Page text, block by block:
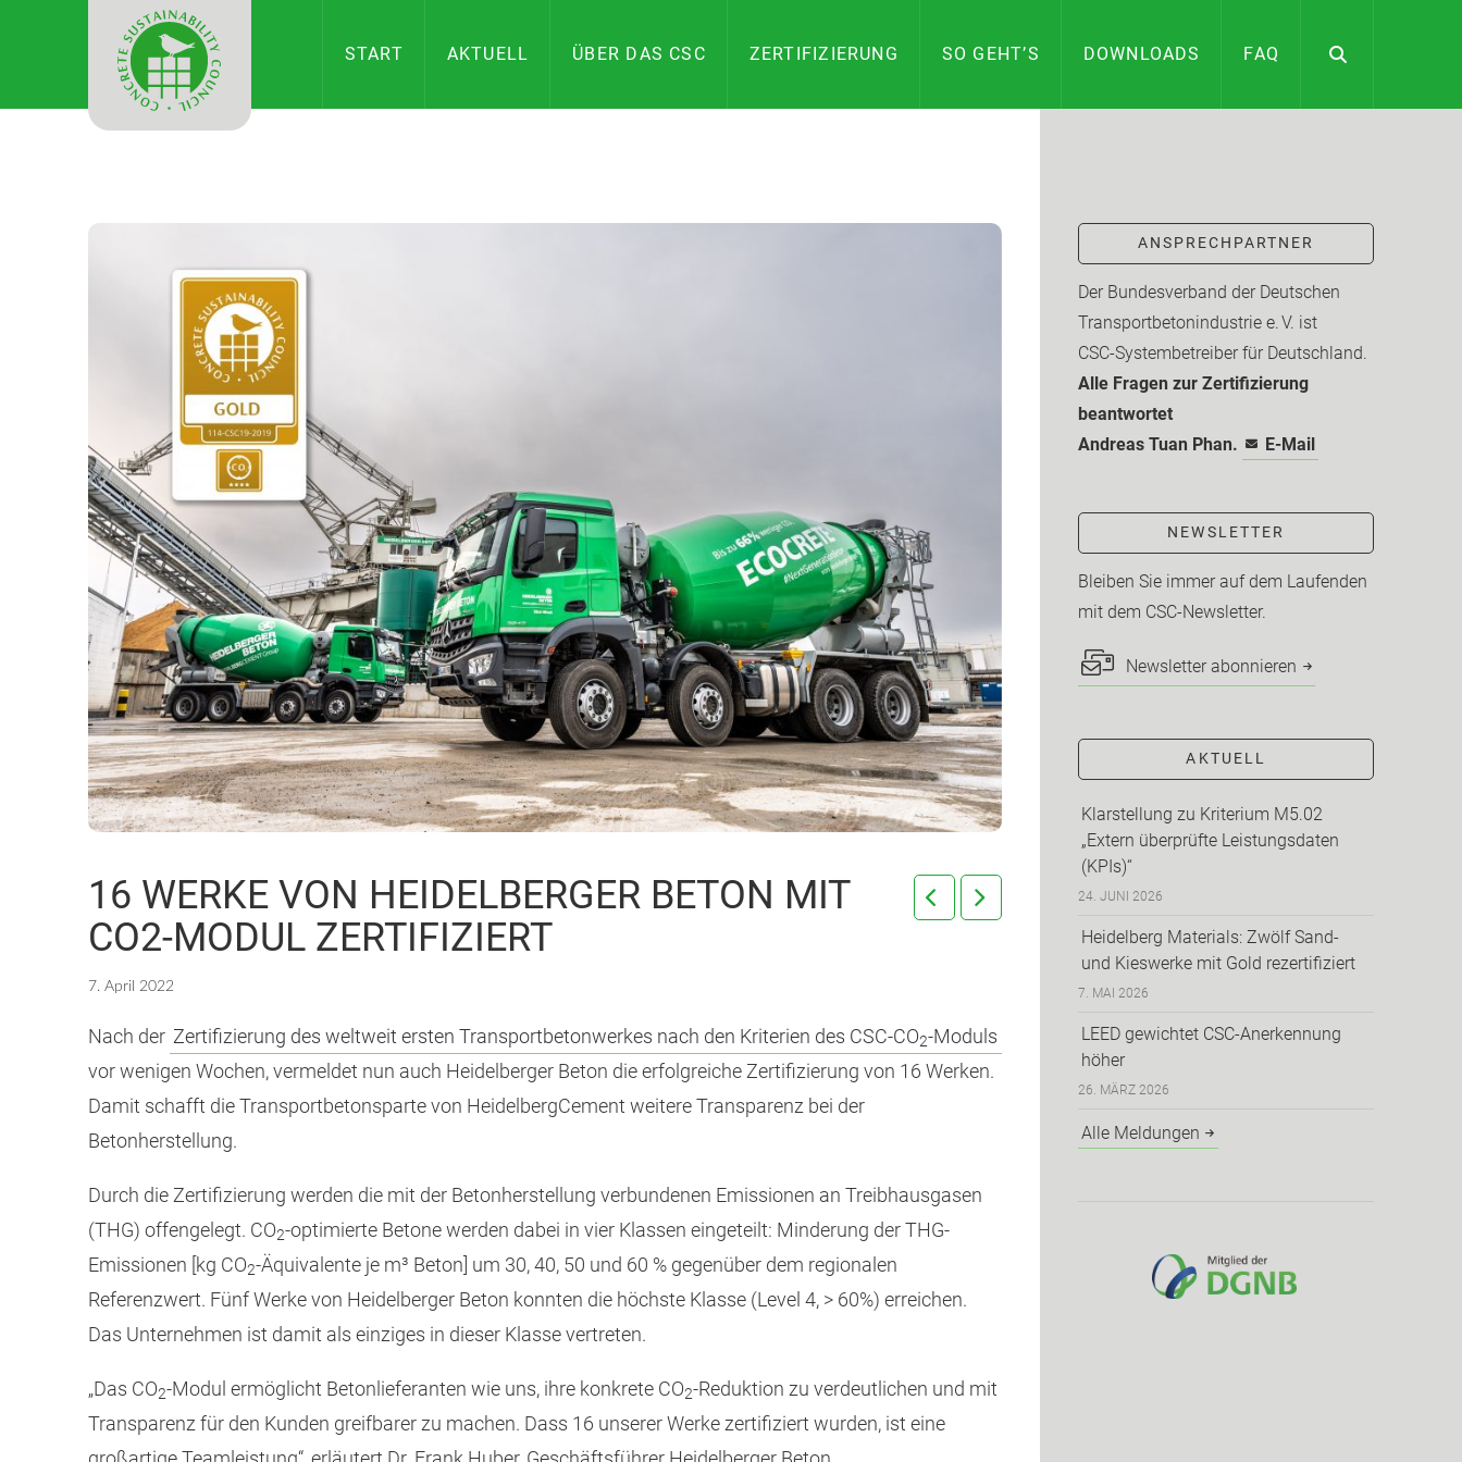
CONCRETE
SUSTAINABILITY
COUNCIL
DEUTSCHLAND
START AKTUELL ÜBER DAS CSC ZERTIFIZIERUNG SO GEHT’S DOWNLOADS FAQ
16 WERKE VON HEIDELBERGER BETON MIT
CO2-MODUL ZERTIFIZIERT
7. April 2022
Nach der Zertifizierung des weltweit ersten Transportbetonwerkes nach den Kriterien des CSC-CO2-Moduls
vor wenigen Wochen, vermeldet nun auch Heidelberger Beton die erfolgreiche Zertifizierung von 16 Werken.
Damit schafft die Transportbetonsparte von HeidelbergCement weitere Transparenz bei der
Betonherstellung.
Durch die Zertifizierung werden die mit der Betonherstellung verbundenen Emissionen an Treibhausgasen
(THG) offengelegt. CO2-optimierte Betone werden dabei in vier Klassen eingeteilt: Minderung der THG-
Emissionen [kg CO2-Äquivalente je m³ Beton] um 30, 40, 50 und 60 % gegenüber dem regionalen
Referenzwert. Fünf Werke von Heidelberger Beton konnten die höchste Klasse (Level 4, > 60%) erreichen.
Das Unternehmen ist damit als einziges in dieser Klasse vertreten.
„Das CO2-Modul ermöglicht Betonlieferanten wie uns, ihre konkrete CO2-Reduktion zu verdeutlichen und mit
Transparenz für den Kunden greifbarer zu machen. Dass 16 unserer Werke zertifiziert wurden, ist eine
ANSPRECHPARTNER
Der Bundesverband der Deutschen
Transport­beton­industrie e. V. ist
CSC-­Systembetreiber für Deutschland.
Alle Fragen zur Zertifizierung
beantwortet
Andreas Tuan Phan.
E-Mail
NEWSLETTER
Bleiben Sie immer auf dem Laufenden
mit dem CSC-Newsletter.
Newsletter abonnieren
AKTUELL
Klarstellung zu Kriterium M5.02
„Extern überprüfte Leistungsdaten
(KPIs)“
24. JUNI 2026
Heidelberg Materials: Zwölf Sand-
und Kieswerke mit Gold rezertifiziert
7. MAI 2026
LEED gewichtet CSC-Anerkennung
höher
26. MÄRZ 2026
Alle Meldungen